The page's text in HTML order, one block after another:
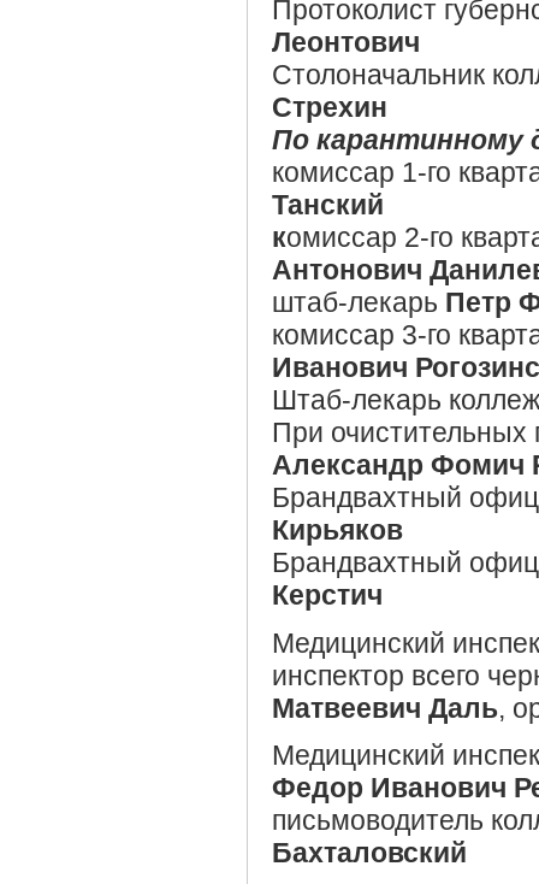
Протоколист
Леонтович
Столоначальник
Стрехин
По карантинному
комиссар 1-го
Танский
комиссар 2-го
Антонович
штаб-лекарь Петр
комиссар 3-го
Иванович
Штаб-лекарь
При очистительных
Александр Фомич
Брандвахтный
Кирьяков
Брандвахтный
Керстич
Медицинский
инспектор всего
Матвеевич Даль,
Медицинский
Федор Иванович
письмоводитель
Бахталовский